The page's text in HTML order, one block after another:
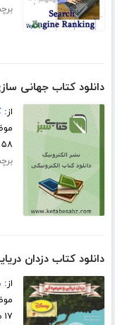
دانلود کتاب جهانی
از:
۵۸ صفحه
دانلود کتاب دزدان
از:
۱۷ صفحه